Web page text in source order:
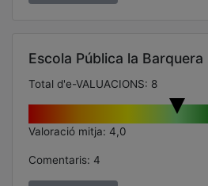
Escola Pública la
Total d'e-VALUACIONS: 8
Valoració mitja: 4,0
Comentaris: 4